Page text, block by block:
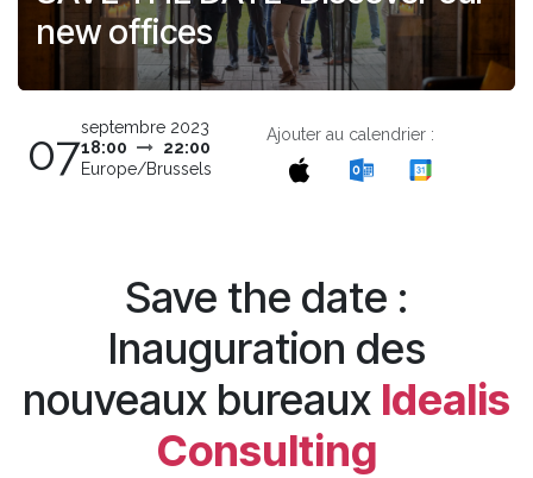
new offices
07septembre 2023
18:00
22:00
Europe/Brussels
Ajouter au calendrier :
Save the date :
Inauguration des
nouveaux bureaux Idealis
Consulting